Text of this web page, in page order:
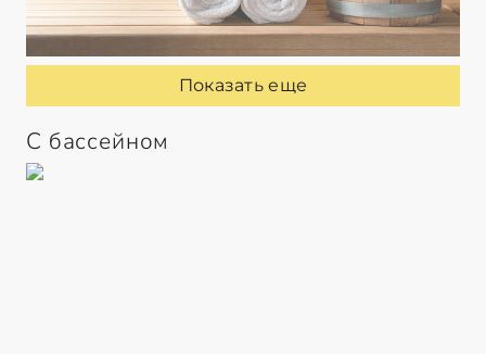
Показать еще
С бассейном